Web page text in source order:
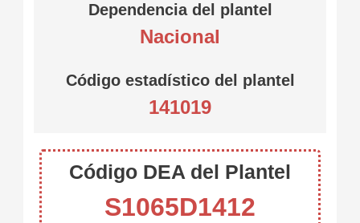
Dependencia del plantel
Nacional
Código estadístico del plantel
141019
Código DEA del Plantel
S1065D1412